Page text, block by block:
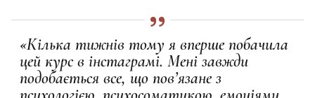
«Кілька тижнів тому я вперше побачила
цей курс в інстаграмі. Мені завжди
подобається все, що пов’язане з